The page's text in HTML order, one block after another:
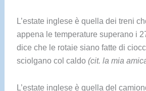
L’estate inglese è quella dei treni
appena le temperature superano i
dice che le rotaie siano fatte di
sciolgano col caldo (cit. la mia
L’estate inglese è quella del